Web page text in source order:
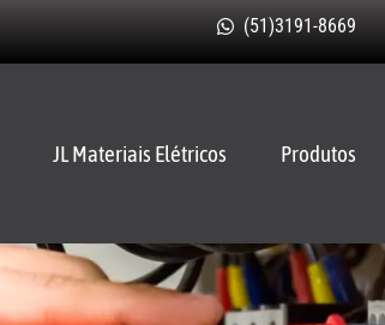
(51)3191-8669
JL Materiais Elétricos Produtos